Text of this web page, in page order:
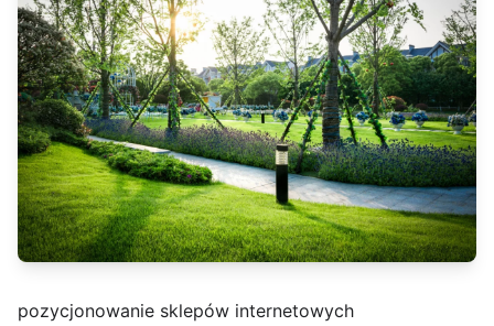
pozycjonowanie sklepów internetowych